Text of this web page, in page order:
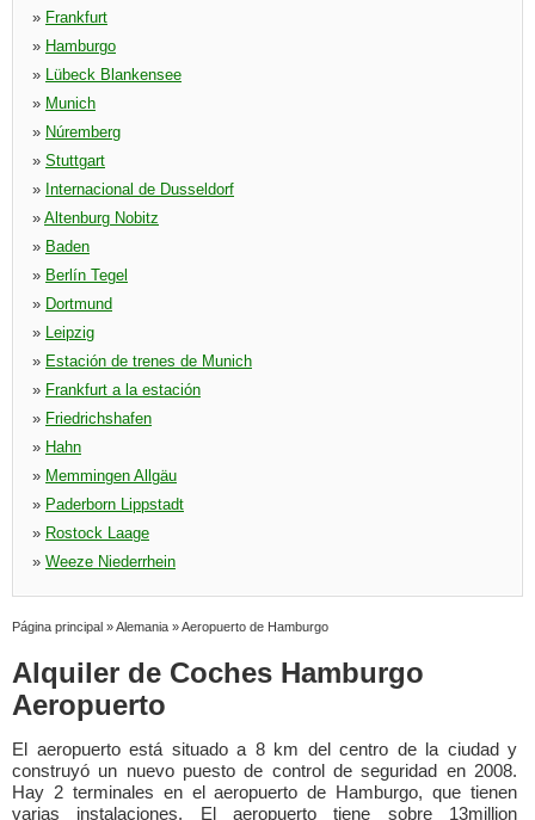
» Frankfurt
» Hamburgo
» Lübeck Blankensee
» Munich
» Núremberg
» Stuttgart
» Internacional de Dusseldorf
» Altenburg Nobitz
» Baden
» Berlín Tegel
» Dortmund
» Leipzig
» Estación de trenes de Munich
» Frankfurt a la estación
» Friedrichshafen
» Hahn
» Memmingen Allgäu
» Paderborn Lippstadt
» Rostock Laage
» Weeze Niederrhein
Página principal »Alemania »Aeropuerto de Hamburgo
Alquiler de Coches Hamburgo
Aeropuerto
El aeropuerto está situado a 8 km del centro de la ciudad y
construyó un nuevo puesto de control de seguridad en 2008.
Hay 2 terminales en el aeropuerto de Hamburgo, que tienen
varias instalaciones. El aeropuerto tiene sobre 13million